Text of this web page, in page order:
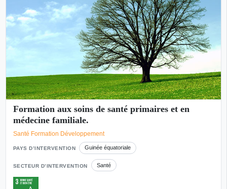
Formation aux soins de santé primaires et en
médecine familiale.
Santé Formation Développement
PAYS D’INTERVENTION Guinée équatoriale
SECTEUR D’INTERVENTION Santé